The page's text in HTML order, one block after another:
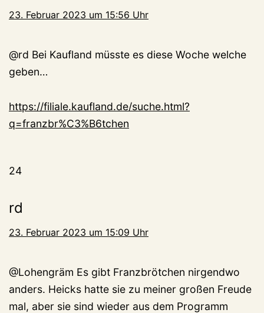
23. Februar 2023 um 15:56 Uhr
@rd Bei Kaufland müsste es diese Woche welche
geben…
https://filiale.kaufland.de/suche.html?
q=franzbr%C3%B6tchen
24
rd
23. Februar 2023 um 15:09 Uhr
@Lohengräm Es gibt Franzbrötchen nirgendwo
anders. Heicks hatte sie zu meiner großen Freude
mal, aber sie sind wieder aus dem Programm